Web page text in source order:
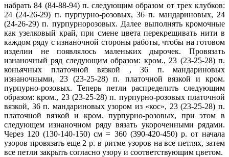
набрать 84 (84-88-94) п. следующим образом от трех клубков:
24 (24-26-29) п. пурпурно-розовых, 36 п. мандариновых, 24
(24-26-29) п. пурпурнорозовых. Далее выполнять кромочные
как узелковый край, при смене цвета перекрещивать нити в
каждом ряду с изнаночной стороны работы, чтобы на готовом
изделии не появлялось маленьких дырочек. Провязать
изнаночный ряд следующим образом: кром., 23 (23-25-28) п.
коньячных платочной вязкой , 36 п. мандариновых
изнаночными, 23 (23-25-28) п. платочной вязкой и кром.
пурпурно-розовых. Теперь петли распределить следующим
образом: кром., 23 (23-25-28) п. пурпурно-розовых платочной
вязкой, 36 п. мандариновых узором из «кос», 23 (23-25-28) п.
платочной вязкой и кром. пурпурно-розовых, при этом в
следующем изнаночном ряду вязать укороченными рядами.
Через 120 (130-140-150) см = 360 (390-420-450) р. от начала
узоров провязать еще 2 р. в ритме узоров на все петлях, затем
все петли закрыть согласно узору и соответствующим цветом.